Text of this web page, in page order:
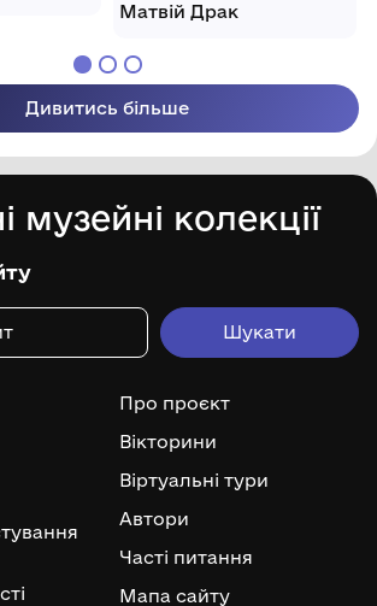
Матвій Драк
Дивитись більше
музейні колекції
Про проєкт
Вікторини
Віртуальні тури
Автори
Часті питання
Мапа сайту